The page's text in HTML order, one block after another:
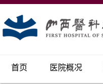
首页 医院概况